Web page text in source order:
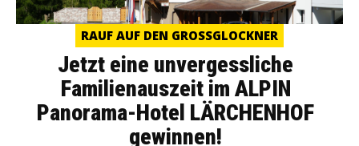
RAUF AUF DEN GROSSGLOCKNER
Jetzt eine unvergessliche
Familienauszeit im ALPIN
Panorama-Hotel LÄRCHENHOF
gewinnen!